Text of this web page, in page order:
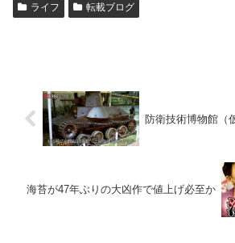
ライフ 転載ブログ
防衛技術博物館（
海苔が47年ぶりの大凶作で値上げ必至か